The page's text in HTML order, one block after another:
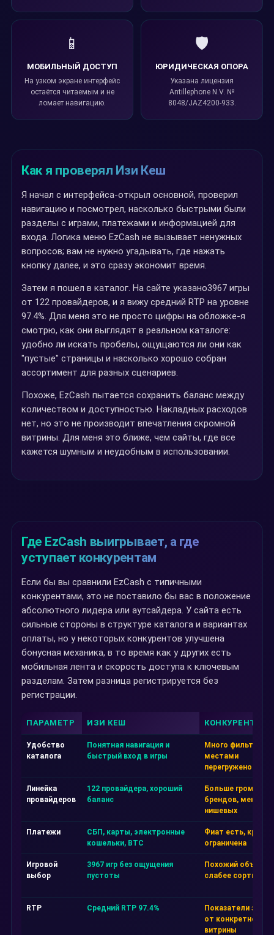
📱
МОБИЛЬНЫЙ ДОСТУП
На узком экране интерфейс
остаётся читаемым и не
ломает навигацию.
🛡️
ЮРИДИЧЕСКАЯ ОПОРА
Указана лицензия
Antillephone N.V. №
8048/JAZ4200-933.
Как я проверял Изи Кеш
Я начал с интерфейса-открыл основной, проверил
навигацию и посмотрел, насколько быстрыми были
разделы с играми, платежами и информацией для
входа. Логика меню EzCash не вызывает ненужных
вопросов; вам не нужно угадывать, где нажать
кнопку далее, и это сразу экономит время.
Затем я пошел в каталог. На сайте указано3967 игры
от 122 провайдеров, и я вижу средний RTP на уровне
97.4%. Для меня это не просто цифры на обложке-я
смотрю, как они выглядят в реальном каталоге:
удобно ли искать пробелы, ощущаются ли они как
"пустые" страницы и насколько хорошо собран
ассортимент для разных сценариев.
Похоже, EzCash пытается сохранить баланс между
количеством и доступностью. Накладных расходов
нет, но это не производит впечатления скромной
витрины. Для меня это ближе, чем сайты, где все
кажется шумным и неудобным в использовании.
Где EzCash выигрывает, а где
уступает конкурентам
Если бы вы сравнили EzCash с типичными
конкурентами, это не поставило бы вас в положение
абсолютного лидера или аутсайдера. У сайта есть
сильные стороны в структуре каталога и вариантах
оплаты, но у некоторых конкурентов улучшена
бонусная механика, в то время как у других есть
мобильная лента и скорость доступа к ключевым
разделам. Затем разница регистрируется без
регистрации.
ПАРАМЕТР ИЗИ КЕШ КОНКУРЕНТ А
Удобство
каталога
Понятная навигация и
быстрый вход в игры
Много фильтров,
местами
перегружено
Линейка
провайдеров
122 провайдера, хороший
баланс
Больше громких
брендов, меньше
нишевых
Платежи
СБП, карты, электронные
кошельки, BTC
Фиат есть, крипта
ограничена
Игровой
выбор
3967 игр без ощущения
пустоты
Похожий объём,
слабее
RTP Средний RTP 97.4%
Показатели
от конкретной
витрины